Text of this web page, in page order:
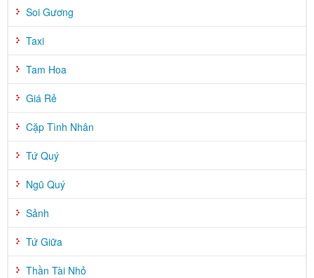
Soi Gương
Taxi
Tam Hoa
Giá Rẻ
Cặp Tình Nhân
Tứ Quý
Ngũ Quý
Sảnh
Tứ Giữa
Thần Tài Nhỏ